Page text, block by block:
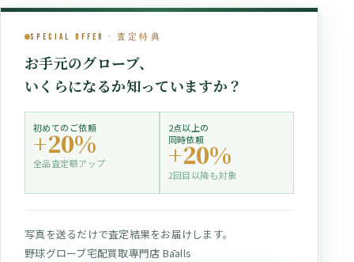
Special Offer · 査定特典
お手元のグローブ、
いくらになるか知っていますか？
初めてのご依頼
+20%
全品査定額アップ
2点以上の
同時依頼
+20%
2回目以降も対象
写真を送るだけで査定結果をお届けします。
野球グローブ宅配買取専門店 Bāalls